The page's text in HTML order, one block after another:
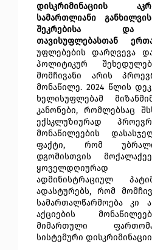
დისკრიმინაციის
სამართლიანი
შეკრებისა და
თავისუფლებასთან
უფლებების დარღვევა
პოლიტიკურ
მომჩივანი არის
მონაწილე. 2024 წლის
ხელისუფლებამ
კანონები, რომლებსაც
ექსკლუზიურად
მონაწილეების
ფაქტი, რომ
დგომისთვის
ყოველდღიურად
ადმინისტრაციულ
ადასტურებს, რომ
სამართალწარმოება კი
აქციების
მიმართული
სისტემური